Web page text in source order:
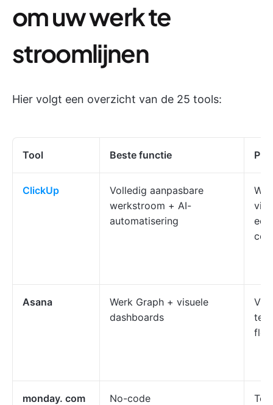
om uw werk te
stroomlijnen
Hier volgt een overzicht van de 25 tools:
Tool Beste functie
ClickUp
Volledig aanpasbare
werkstroom + AI-
automatisering
Asana
Werk Graph + visuele
dashboards
monday. com
No-code